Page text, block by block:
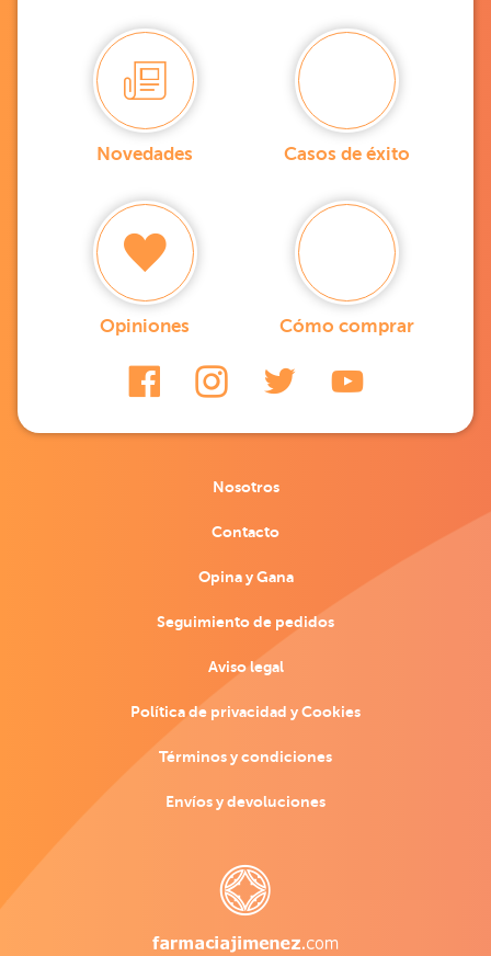
Novedades Casos de éxito
Opiniones Cómo comprar
Nosotros
Contacto
Opina y Gana
Seguimiento de pedidos
Aviso legal
Política de privacidad y Cookies
Términos y condiciones
Envíos y devoluciones